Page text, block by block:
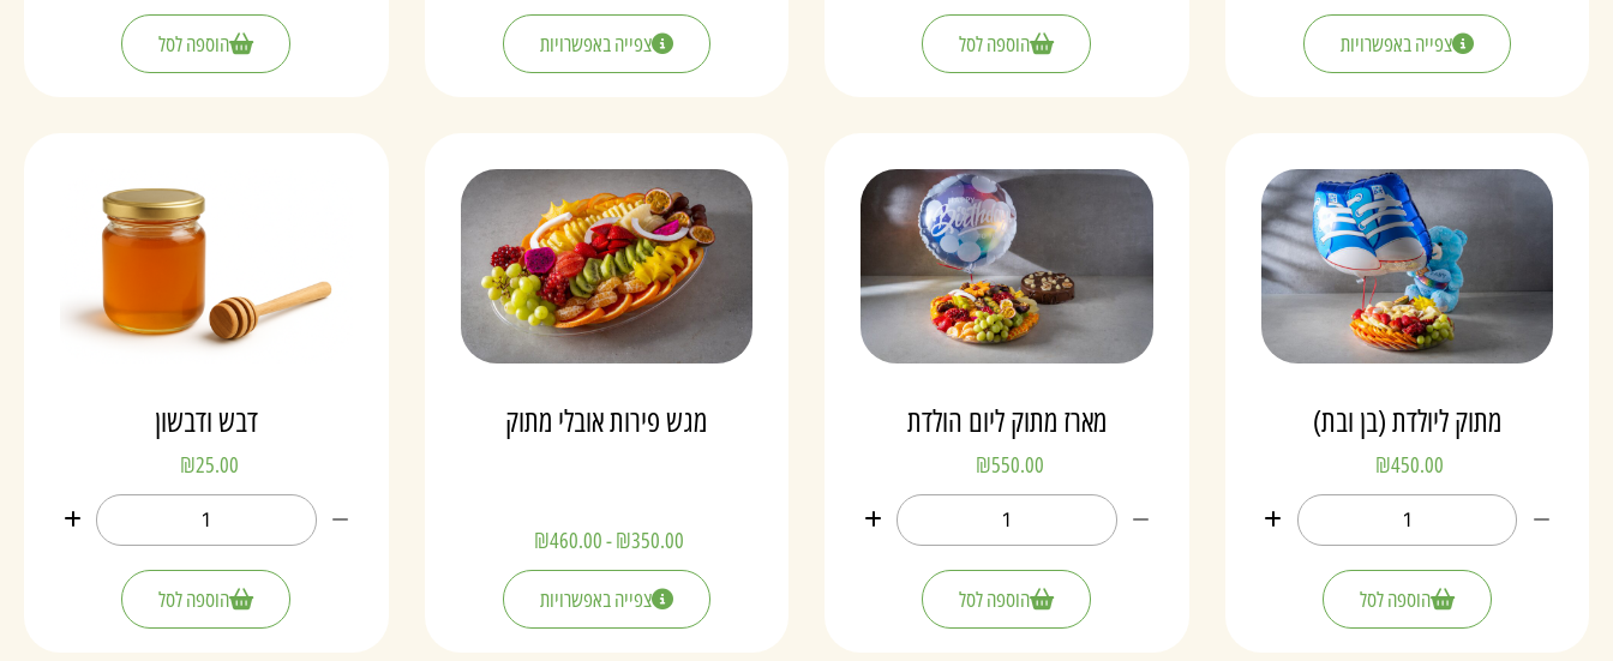
צפייה באפשרויות הוספה לסל צפייה באפשרויות הוספה לסל
מתוק ליולדת (בן ובת)
₪450.00
הוספה לסל
מארז מתוק ליום הולדת
₪550.00
הוספה לסל
מגש פירות אובלי מתוק
₪350.00
-
₪460.00
צפייה באפשרויות
דבש ודבשון
₪25.00
הוספה לסל